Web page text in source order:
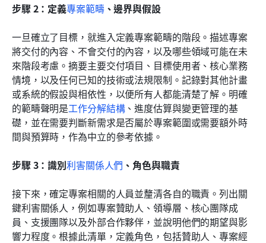
步驟 2：定義專案範疇、邊界與假設
一旦確立了目標，就進入定義專案範疇的階段。描述專案
將交付的內容、不會交付的內容，以及哪些領域可能在未
來階段考慮。摘要主要交付項目、目標使用者、核心業務
情境，以及任何已知的技術或法規限制。記錄對其他計畫
或系統的假設與相依性，以便所有人都能清楚了解。明確
的範疇聲明是工作分解結構、進度估算與變更管理的基
礎，並在需要判斷新需求是否屬於專案範圍或需要額外時
間與預算時，作為中立的參考依據。
步驟 3：識別利害關係人們 、角色與職責
接下來，確定專案相關的人員並釐清各自的職責。列出關
鍵利害關係人，例如專案贊助人、領導層、核心團隊成
員、支援團隊以及外部合作夥伴，並說明他們的期望與影
響力程度。根據此清單，定義角色，包括贊助人、專案經